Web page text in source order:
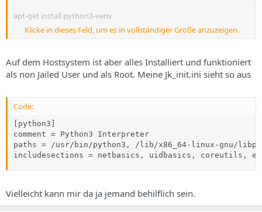
apt-get install python3-venv
You may need to use sudo with that command. After installing the
package, recreate your virtual environment.
Failing command:
Klicke in dieses Feld, um es in vollständiger Größe anzuzeigen.
Auf dem Hostsystem ist aber alles Installiert und funktioniert
als non Jailed User und als Root. Meine Jk_init.ini sieht so aus
Code:
[python3]
comment = Python3 Interpreter
paths = /usr/bin/python3, /lib/x86_64-linux-gnu/
includesections = netbasics, uidbasics, coreutils,
Vielleicht kann mir da ja jemand behilflich sein.